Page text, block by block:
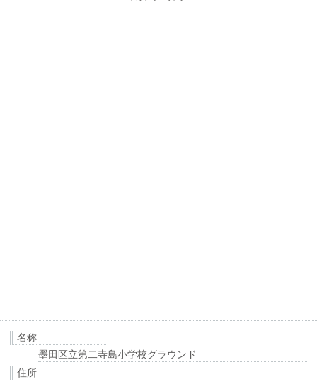
名称
墨田区立第二寺島小学校グラウンド
住所